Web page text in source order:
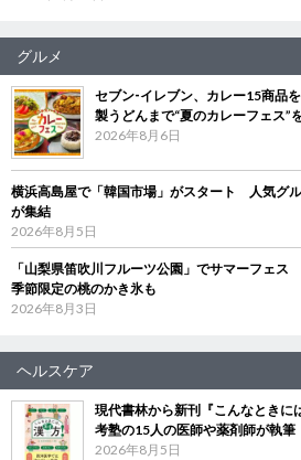
グルメ
セブン‐イレブン、カレー15商品
製うどんまで“夏のカレーフェス”
2026年8月6日
横浜高島屋で「韓国市場」がスタート 人気グ
が集結
2026年8月5日
「山梨県笛吹川フルーツ公園」でサマーフェス
季節限定の桃のかき氷も
2026年8月3日
ヘルスケア
現代書林から新刊『こんなとき
考塾の15人の医師や薬剤師が執筆
2026年8月5日